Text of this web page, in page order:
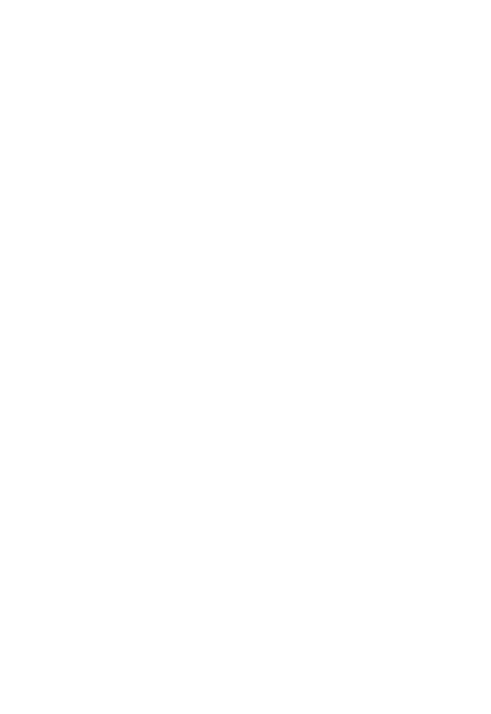
täglichen Tauchausfahrten im August 2022!
der kleinen und auch großen Schätze, die unser schönes Rotes Meer zu bieten hat.
auf unseren mehrtägigen Minisafaris halten sie euch stets auf dem Laufenden. Egal,
Abu Nuhas oder an der Thistlegorm stehen auf dem Programm. Ob im Norden oder Süden, ihr
erscheinen täglich! 365 Tage im Jahr könnt ihr mit uns zusammen auf die Reise gehen und im
täglichen Tauchausfahrten!
als gewohnt, deshalb jedoch nicht weniger motiviert auf den Weg zu unserer Einsteigertour.
den Weg nach „Carlsons Corner“, wo unser ersten Tauchgang stattfinden sollte. Auf dem
Wasser sprang. Mit so einem tollen Start in den Tag kann es ja nur so weiter gehen. In
einen Drift machen, die anderen entschieden sich für einen stationären Tauchgang, darunter
Muränen, Teppich-Krokodilfisch und vielen weiteren Schwärme bewundert hatten.
gedeckt. Nach einem leckeren Mittagessen machten wir eine kleine Mittagspause. Wir
Wasser ab. Jedoch verging nicht allzu lange Zeit bis die Glocke wieder klingelte und das kann
machten wir und auf den Weg nach Ham Ham. Diesmal entschieden sich alle für einen
eine kleine Schildkröte unseren Weg, die wohl einen dringenden Termin im Blauwasser
sahen wir erneut einen Schatten näher kommen, ein Adlerrochen zog anmutig seine Bahnen.
hinter ihm. Wir bewunderten seine schöne Marmorierung. Die Strömung drückte uns aber
der Einzige seiner Art der uns heute begegnete. Wir ließen uns über das Plateau treiben und
Zuerst den Vater und später dann Mama mit Kind, die auf einem Ausflug unterwegs
waren alle drei wunderschön, als sie in einer Formatierung schwammen, die aussah, als hätten